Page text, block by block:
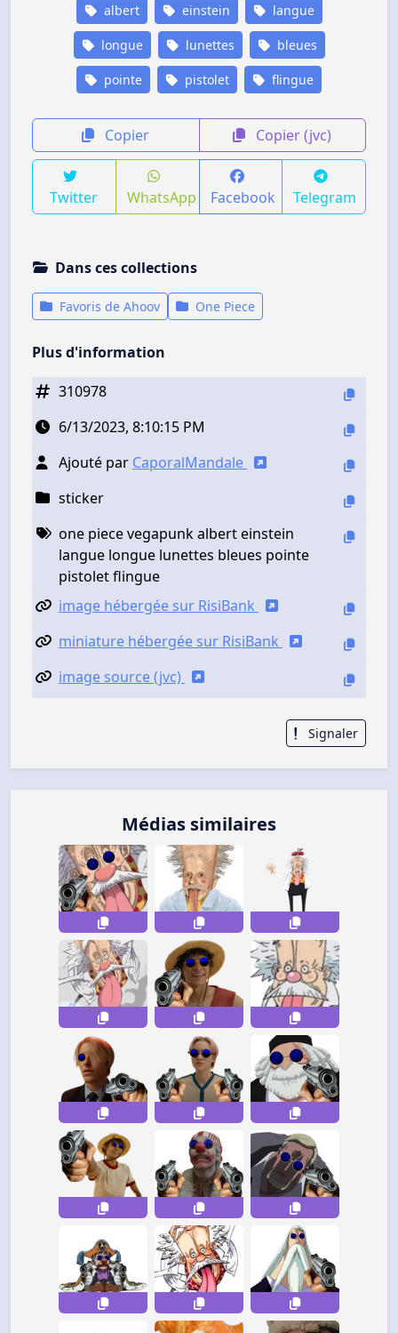
albert einstein langue
longue lunettes bleues
pointe pistolet flingue
Copier Copier (jvc)
Twitter WhatsApp Facebook Telegram
Dans ces collections
Favoris de Ahoov One Piece
Plus d'information
310978
6/13/2023, 8:10:15 PM
Ajouté par CaporalMandale
sticker
one piece vegapunk albert einstein
langue longue lunettes bleues pointe
pistolet flingue
image hébergée sur RisiBank
miniature hébergée sur RisiBank
image source (jvc)
Signaler
Médias similaires